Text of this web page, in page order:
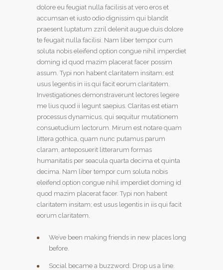
dolore eu feugiat nulla facilisis at vero eros et
accumsan et iusto odio dignissim qui blandit
praesent luptatum zzril delenit augue duis dolore
te feugait nulla facilisi. Nam liber tempor cum
soluta nobis eleifend option congue nihil imperdiet
doming id quod mazim placerat facer possim
assum. Typi non habent claritatem insitam; est
usus legentis in iis qui facit eorum claritatem.
Investigationes demonstraverunt lectores legere
me lius quod ii legunt saepius. Claritas est etiam
processus dynamicus, qui sequitur mutationem
consuetudium lectorum. Mirum est notare quam
littera gothica, quam nunc putamus parum
claram, anteposuerit litterarum formas
humanitatis per seacula quarta decima et quinta
decima. Nam liber tempor cum soluta nobis
eleifend option congue nihil imperdiet doming id
quod mazim placerat facer. Typi non habent
claritatem insitam; est usus legentis in iis qui facit
eorum claritatem.
We’ve been making friends in new places long
before.
Social became a buzzword. Drop us a line.